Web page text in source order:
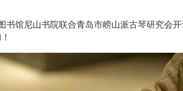
书馆尼山书院联合青岛市崂山派古琴研究会